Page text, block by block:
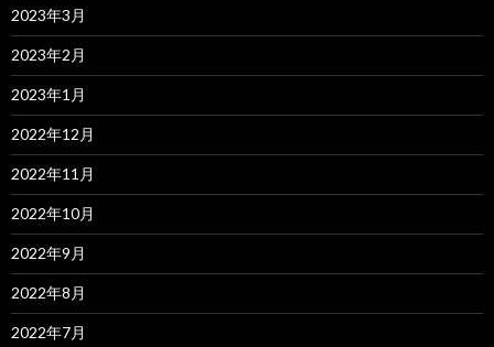
2023年3月
2023年2月
2023年1月
2022年12月
2022年11月
2022年10月
2022年9月
2022年8月
2022年7月